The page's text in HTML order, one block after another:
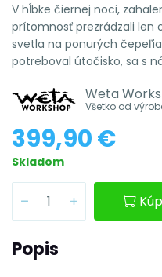
V hĺbke čiernej noci,
prítomnosť prezrádzali len
svetla na ponurých
potreboval útočisko, sa s
Weta
Všetko od
399,90 €
Skladom
Popis